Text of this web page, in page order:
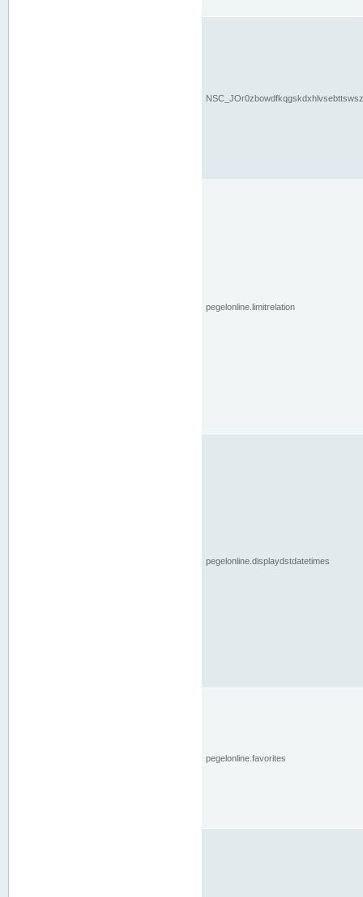
pegelonline.limitrelation
pegelonline.displaydstdatetimes
pegelonline.favorites